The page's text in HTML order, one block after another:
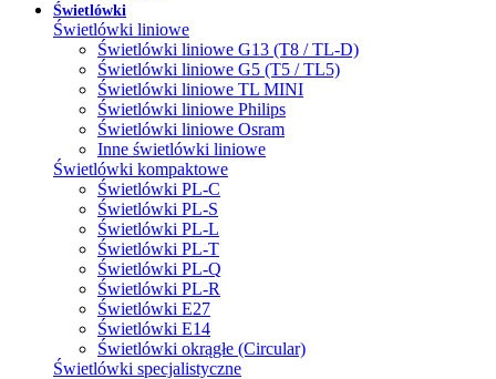
Świetlówki
Świetlówki liniowe
Świetlówki liniowe G13 (T8 / TL-D)
Świetlówki liniowe G5 (T5 / TL5)
Świetlówki liniowe TL MINI
Świetlówki liniowe Philips
Świetlówki liniowe Osram
Inne świetlówki liniowe
Świetlówki kompaktowe
Świetlówki PL-C
Świetlówki PL-S
Świetlówki PL-L
Świetlówki PL-T
Świetlówki PL-Q
Świetlówki PL-R
Świetlówki E27
Świetlówki E14
Świetlówki okrągłe (Circular)
Świetlówki specjalistyczne